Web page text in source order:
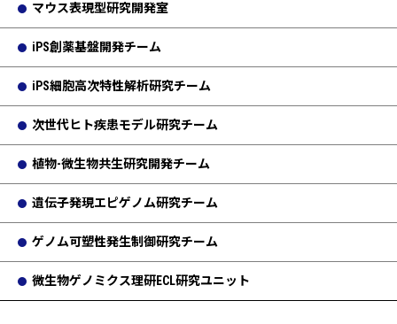
マウス表現型研究開発室
iPS創薬基盤開発チーム
iPS細胞高次特性解析研究チーム
次世代ヒト疾患モデル研究チーム
植物-微生物共生研究開発チーム
遺伝子発現エピゲノム研究チーム
ゲノム可塑性発生制御研究チーム
微生物ゲノミクス理研ECL研究ユニット